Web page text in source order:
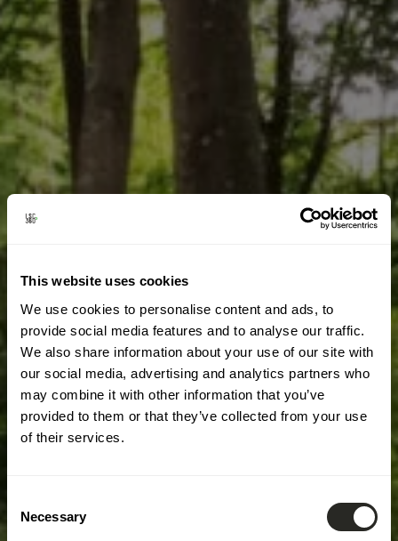
This website uses cookies
We use cookies to personalise content and ads, to
provide social media features and to analyse our traffic.
We also share information about your use of our site with
our social media, advertising and analytics partners who
may combine it with other information that you’ve
provided to them or that they’ve collected from your use
of their services.
Selection
Necessary